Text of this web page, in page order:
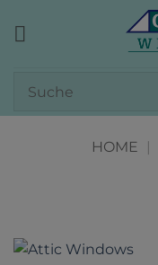
Inhalt
HOME |